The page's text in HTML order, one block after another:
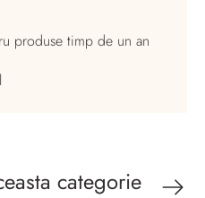
produse timp de un an
categorie